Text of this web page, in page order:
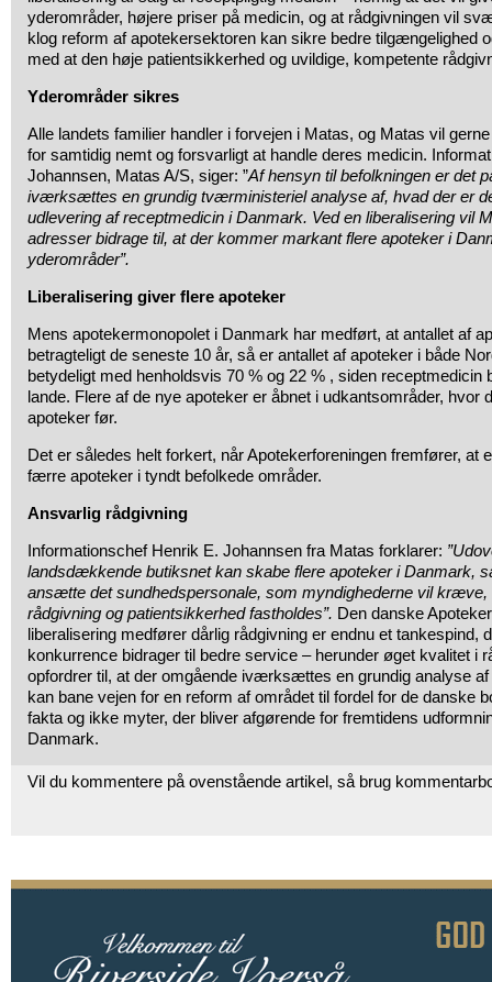
yderområder, højere priser på medicin, og at rådgivningen vil
klog reform af apotekersektoren kan sikre bedre tilgængelighed
med at den høje patientsikkerhed og uvildige, kompetente
Yderområder sikres
Alle landets familier handler i forvejen i Matas, og Matas vil
for samtidig nemt og forsvarligt at handle deres medicin.
Johannsen, Matas A/S, siger: ”Af hensyn til befolkningen er det
iværksættes en grundig tværministeriel analyse af, hvad der er
udlevering af receptmedicin i Danmark. Ved en liberalisering vil
adresser bidrage til, at der kommer markant flere apoteker i
yderområder”.
Liberalisering giver flere apoteker
Mens apotekermonopolet i Danmark har medført, at antallet af
betragteligt de seneste 10 år, så er antallet af apoteker i både
betydeligt med henholdsvis 70 % og 22 % , siden receptmedicin
lande. Flere af de nye apoteker er åbnet i udkantsområder, hvor
apoteker før.
Det er således helt forkert, når Apotekerforeningen fremfører, at
færre apoteker i tyndt befolkede områder.
Ansvarlig rådgivning
Informationschef Henrik E. Johannsen fra Matas forklarer:
landsdækkende butiksnet kan skabe flere apoteker i Danmark,
ansætte det sundhedspersonale, som myndighederne vil kræve,
rådgivning og patientsikkerhed fastholdes”. Den danske
liberalisering medfører dårlig rådgivning er endnu et tankespind,
konkurrence bidrager til bedre service – herunder øget kvalitet i
opfordrer til, at der omgående iværksættes en grundig analyse
kan bane vejen for en reform af området til fordel for de danske
fakta og ikke myter, der bliver afgørende for fremtidens
Danmark.
Vil du kommentere på ovenstående artikel, så brug